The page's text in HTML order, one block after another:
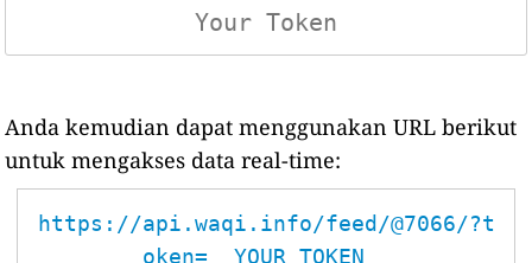
Anda kemudian dapat menggunakan URL berikut
untuk mengakses data real-time:
https://api.waqi.info/feed/@7066/?t
oken=__YOUR_TOKEN__